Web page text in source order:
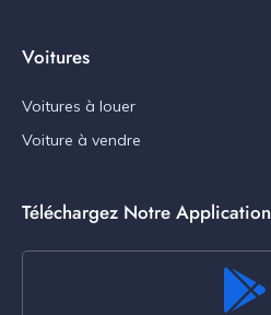
Voitures
Voitures à louer
Voiture à vendre
Téléchargez Notre Application